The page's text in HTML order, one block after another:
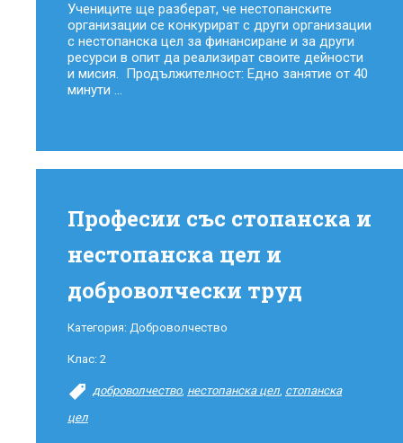
Учениците ще разберат, че нестопанските
организации се конкурират с други организации
с нестопанска цел за финансиране и за други
ресурси в опит да реализират своите дейности
и мисия. Продължителност: Едно занятие от 40
минути ...
Професии със стопанска и
нестопанска цел и
доброволчески труд
Категория: Доброволчество
Клас: 2
доброволчество, нестопанска цел, стопанска
цел